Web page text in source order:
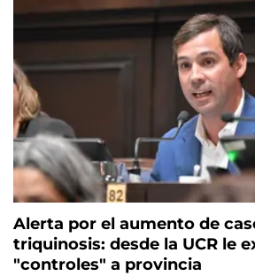
Alerta por el aumento de
triquinosis: desde la UCR le
"controles" a provincia